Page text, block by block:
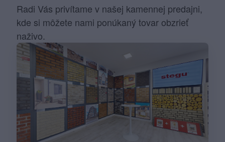
Radi Vás privítame v našej kamennej predajni,
kde si môžete nami ponúkaný tovar obzrieť
naživo.